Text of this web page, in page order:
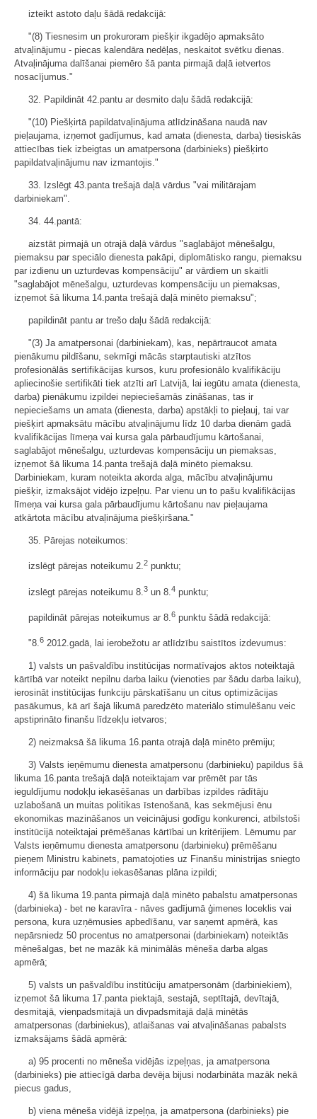
izteikt astoto daļu šādā redakcijā:
"(8) Tiesnesim un prokuroram piešķir ikgadējo apmaksāto
atvaļinājumu - piecas kalendāra nedēļas, neskaitot svētku dienas.
Atvaļinājuma dalīšanai piemēro šā panta pirmajā daļā ietvertos
nosacījumus."
32. Papildināt 42.pantu ar desmito daļu šādā redakcijā:
"(10) Piešķirtā papildatvaļinājuma atlīdzināšana naudā nav
pieļaujama, izņemot gadījumus, kad amata (dienesta, darba) tiesiskās
attiecības tiek izbeigtas un amatpersona (darbinieks) piešķirto
papildatvaļinājumu nav izmantojis."
33. Izslēgt 43.panta trešajā daļā vārdus "vai militārajam
darbiniekam".
34. 44.pantā:
aizstāt pirmajā un otrajā daļā vārdus "saglabājot mēnešalgu,
piemaksu par speciālo dienesta pakāpi, diplomātisko rangu, piemaksu
par izdienu un uzturdevas kompensāciju" ar vārdiem un skaitli
"saglabājot mēnešalgu, uzturdevas kompensāciju un piemaksas,
izņemot šā likuma 14.panta trešajā daļā minēto piemaksu";
papildināt pantu ar trešo daļu šādā redakcijā:
"(3) Ja amatpersonai (darbiniekam), kas, nepārtraucot amata
pienākumu pildīšanu, sekmīgi mācās starptautiski atzītos
profesionālās sertifikācijas kursos, kuru profesionālo kvalifikāciju
apliecinošie sertifikāti tiek atzīti arī Latvijā, lai iegūtu amata (dienesta,
darba) pienākumu izpildei nepieciešamās zināšanas, tas ir
nepieciešams un amata (dienesta, darba) apstākļi to pieļauj, tai var
piešķirt apmaksātu mācību atvaļinājumu līdz 10 darba dienām gadā
kvalifikācijas līmeņa vai kursa gala pārbaudījumu kārtošanai,
saglabājot mēnešalgu, uzturdevas kompensāciju un piemaksas,
izņemot šā likuma 14.panta trešajā daļā minēto piemaksu.
Darbiniekam, kuram noteikta akorda alga, mācību atvaļinājumu
piešķir, izmaksājot vidējo izpeļņu. Par vienu un to pašu kvalifikācijas
līmeņa vai kursa gala pārbaudījumu kārtošanu nav pieļaujama
atkārtota mācību atvaļinājuma piešķiršana."
35. Pārejas noteikumos:
izslēgt pārejas noteikumu 2.2 punktu;
izslēgt pārejas noteikumu 8. 3 un 8. 4 punktu;
papildināt pārejas noteikumus ar 8. 6 punktu šādā redakcijā:
"8.6 2012.gadā, lai ierobežotu ar atlīdzību saistītos izdevumus:
1) valsts un pašvaldību institūcijas normatīvajos aktos noteiktajā
kārtībā var noteikt nepilnu darba laiku (vienoties par šādu darba laiku),
ierosināt institūcijas funkciju pārskatīšanu un citus optimizācijas
pasākumus, kā arī šajā likumā paredzēto materiālo stimulēšanu veic
apstiprināto finanšu līdzekļu ietvaros;
2) neizmaksā šā likuma 16.panta otrajā daļā minēto prēmiju;
3) Valsts ieņēmumu dienesta amatpersonu (darbinieku) papildus šā
likuma 16.panta trešajā daļā noteiktajam var prēmēt par tās
ieguldījumu nodokļu iekasēšanas un darbības izpildes rādītāju
uzlabošanā un muitas politikas īstenošanā, kas sekmējusi ēnu
ekonomikas mazināšanos un veicinājusi godīgu konkurenci, atbilstoši
institūcijā noteiktajai prēmēšanas kārtībai un kritērijiem. Lēmumu par
Valsts ieņēmumu dienesta amatpersonu (darbinieku) prēmēšanu
pieņem Ministru kabinets, pamatojoties uz Finanšu ministrijas sniegto
informāciju par nodokļu iekasēšanas plāna izpildi;
4) šā likuma 19.panta pirmajā daļā minēto pabalstu amatpersonas
(darbinieka) - bet ne karavīra - nāves gadījumā ģimenes loceklis vai
persona, kura uzņēmusies apbedīšanu, var saņemt apmērā, kas
nepārsniedz 50 procentus no amatpersonai (darbiniekam) noteiktās
mēnešalgas, bet ne mazāk kā minimālās mēneša darba algas
apmērā;
5) valsts un pašvaldību institūciju amatpersonām (darbiniekiem),
izņemot šā likuma 17.panta piektajā, sestajā, septītajā, devītajā,
desmitajā, vienpadsmitajā un divpadsmitajā daļā minētās
amatpersonas (darbiniekus), atlaišanas vai atvaļināšanas pabalsts
izmaksājams šādā apmērā:
a) 95 procenti no mēneša vidējās izpeļņas, ja amatpersona
(darbinieks) pie attiecīgā darba devēja bijusi nodarbināta mazāk nekā
piecus gadus,
b) viena mēneša vidējā izpeļņa, ja amatpersona (darbinieks) pie